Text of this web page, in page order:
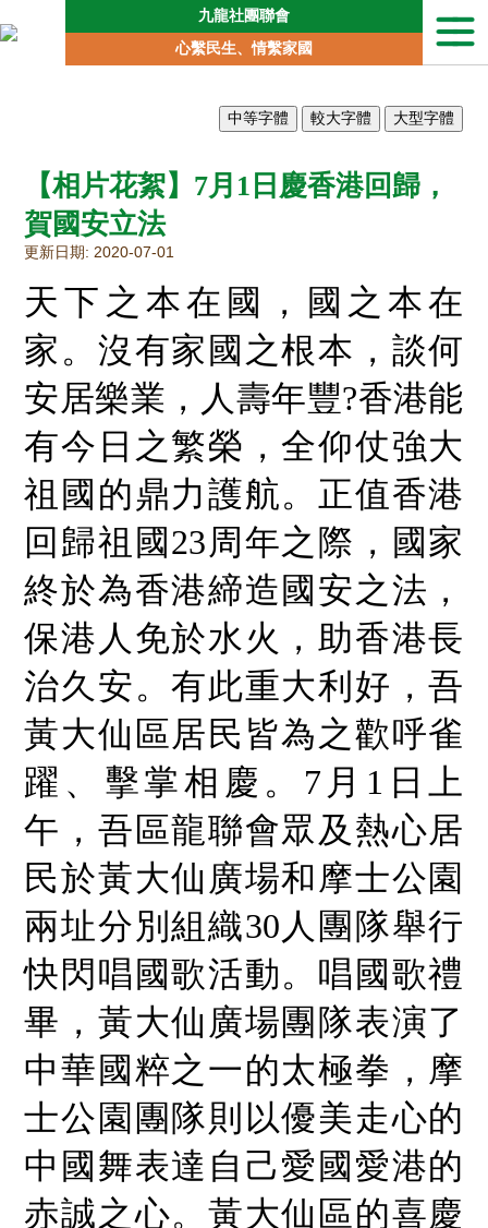
本
地
區
員
專
責
委
會
社
金
出
物
聯
絡
我
們
九龍社團聯會
心繫民生、情繫家國
【相片花絮】7月1日慶香港回歸，
賀國安立法
更新日期: 2020-07-01
天下之本在國，國之本在
家。沒有家國之根本，談何
安居樂業，人壽年豐?香港能
有今日之繁榮，全仰仗強大
祖國的鼎力護航。正值香港
回歸祖國23周年之際，國家
終於為香港締造國安之法，
保港人免於水火，助香港長
治久安。有此重大利好，吾
黃大仙區居民皆為之歡呼雀
躍、擊掌相慶。7月1日上
午，吾區龍聯會眾及熱心居
民於黃大仙廣場和摩士公園
兩址分別組織30人團隊舉行
快閃唱國歌活動。唱國歌禮
畢，黃大仙廣場團隊表演了
中華國粹之一的太極拳，摩
士公園團隊則以優美走心的
中國舞表達自己愛國愛港的
赤誠之心。黃大仙區的喜慶